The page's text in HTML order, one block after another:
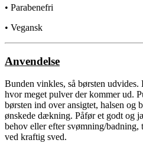
• Parabenefri
• Vegansk
Anvendelse
Bunden vinkles, så børsten
hvor meget pulver der kommer ud.
børsten ind over ansigtet, halsen og
ønskede dækning. Påfør et godt og
behov eller efter svømning/
ved kraftig sved.